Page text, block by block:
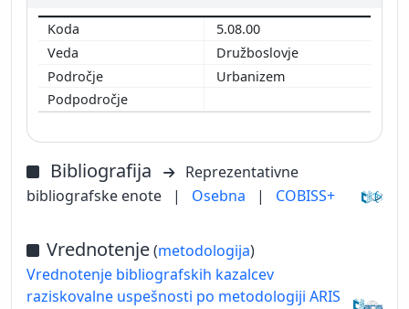
5.08.00
Družboslovje
Urbanizem
Bibliografija
Reprezentativne
bibliografske enote
| Osebna | COBISS+
Vrednotenje(metodologija)
Vrednotenje bibliografskih kazalcev
raziskovalne uspešnosti po metodologiji ARIS